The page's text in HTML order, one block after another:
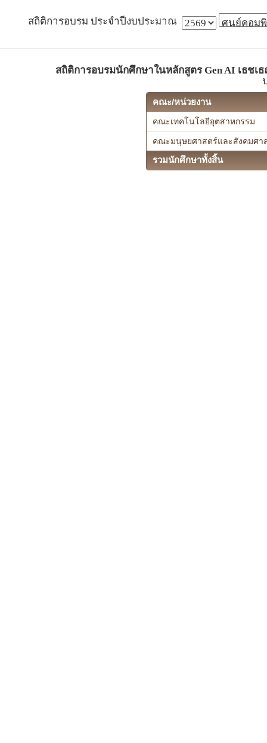
สถิติการอบรม ประจำปีงบประมาณ
สถิติการอบรมนักศึกษาในหลักสูตร Gen AI เธชเธณ
คณะ/หน่วยงาน
คณะเทคโนโลยีอุตสาหกรรม
คณะมนุษยศาสตร์และสังคมศา
รวมนักศึกษาทั้งสิ้น